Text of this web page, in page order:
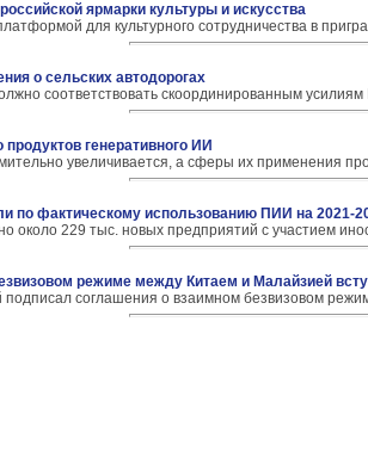
ярмарки культуры и искусства
для культурного сотрудничества в
о сельских автодорогах
соответствовать скоординированным усилиям
продуктов генеративного ИИ
увеличивается, а сферы их применения
по фактическому использованию ПИИ на 2021-
около 229 тыс. новых предприятий с участием
режиме между Китаем и Малайзией
соглашения о взаимном безвизовом